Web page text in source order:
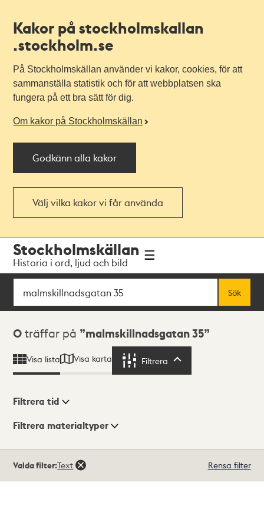
Kakor på stockholmskallan
.stockholm.se
På Stockholmskällan använder vi kakor, cookies, för att
sammanställa statistik och för att webbplatsen ska
fungera på ett bra sätt för dig.
Om kakor på Stockholmskällan
Godkänn alla kakor
Välj vilka kakor vi får använda
navigationen
huvudinnehållet
Stockholmskällan
Historia i ord, ljud och bild
Sök
Sök
Sökresultat
0 träffar på malmskillnadsgatan 35
Visa lista Visa karta Filtrera
Visningsläge
Filtrera tid
Filtrera materialtyper
träffar
Valda filter:Text Rensa filter